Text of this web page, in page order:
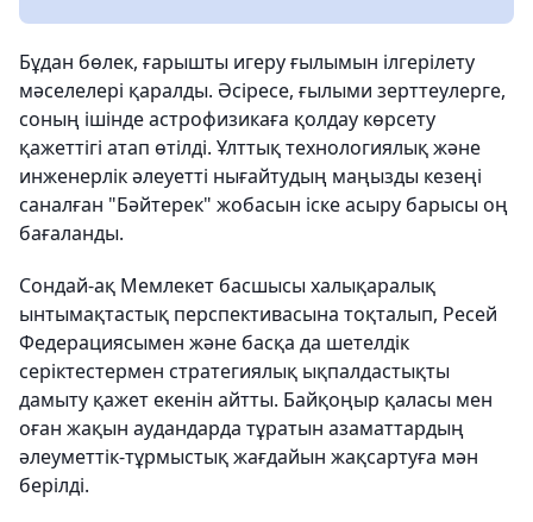
Бұдан бөлек, ғарышты игеру ғылымын ілгерілету
мәселелері қаралды. Әсіресе, ғылыми зерттеулерге,
соның ішінде астрофизикаға қолдау көрсету
қажеттігі атап өтілді. Ұлттық технологиялық және
инженерлік әлеуетті нығайтудың маңызды кезеңі
саналған "Бәйтерек" жобасын іске асыру барысы оң
бағаланды.
Сондай-ақ Мемлекет басшысы халықаралық
ынтымақтастық перспективасына тоқталып, Ресей
Федерациясымен және басқа да шетелдік
серіктестермен стратегиялық ықпалдастықты
дамыту қажет екенін айтты. Байқоңыр қаласы мен
оған жақын аудандарда тұратын азаматтардың
әлеуметтік-тұрмыстық жағдайын жақсартуға мән
берілді.